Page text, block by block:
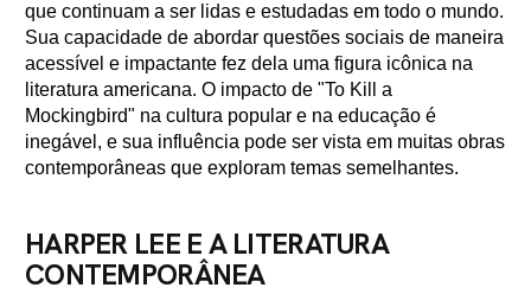
que continuam a ser lidas e estudadas em todo o mundo.
Sua capacidade de abordar questões sociais de maneira
acessível e impactante fez dela uma figura icônica na
literatura americana. O impacto de "To Kill a
Mockingbird" na cultura popular e na educação é
inegável, e sua influência pode ser vista em muitas obras
contemporâneas que exploram temas semelhantes.
HARPER LEE E A LITERATURA
CONTEMPORÂNEA